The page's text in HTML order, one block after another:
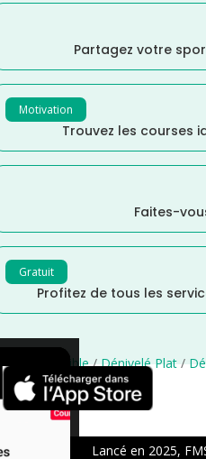
Partagez votre
Motivation
Trouvez les courses
Faites-
Gratuit
Profitez de tous les
×
Distance Faible/Dénivelé Plat/
Lancé en 2025,